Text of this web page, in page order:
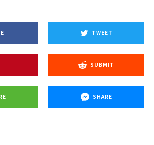
TWEET
SUBMIT
SHARE